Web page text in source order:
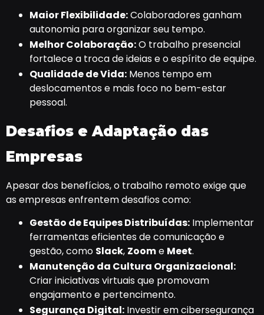
Maior Flexibilidade:Colaboradores ganham
autonomia para organizar seu tempo.
Melhor Colaboração:O trabalho presencial
fortalece a troca de ideias e o espírito de equipe.
Qualidade de Vida: Menos tempo em
deslocamentos e mais foco no bem-estar
pessoal.
Desafios e Adaptação das
Empresas
Apesar dos benefícios, o trabalho remoto exige que
as empresas enfrentem desafios como:
Gestão de Equipes Distribuídas: Implementar
ferramentas eficientes de comunicação e
gestão, como Slack, Zoome Meet.
Manutenção da Cultura Organizacional:
Criar iniciativas virtuais que promovam
engajamento e pertencimento.
Segurança Digital: Investir em cibersegurança